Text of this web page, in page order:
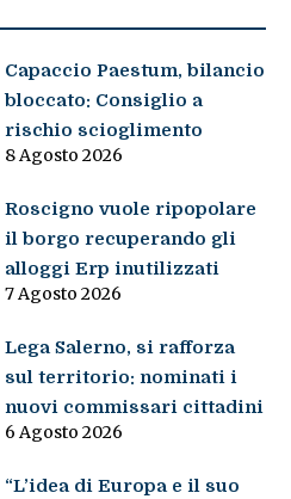
Capaccio Paestum, bilancio
bloccato: Consiglio a
rischio scioglimento
8 Agosto 2026
Roscigno vuole ripopolare
il borgo recuperando gli
alloggi Erp inutilizzati
7 Agosto 2026
Lega Salerno, si rafforza
sul territorio: nominati i
nuovi commissari cittadini
6 Agosto 2026
“L’idea di Europa e il suo